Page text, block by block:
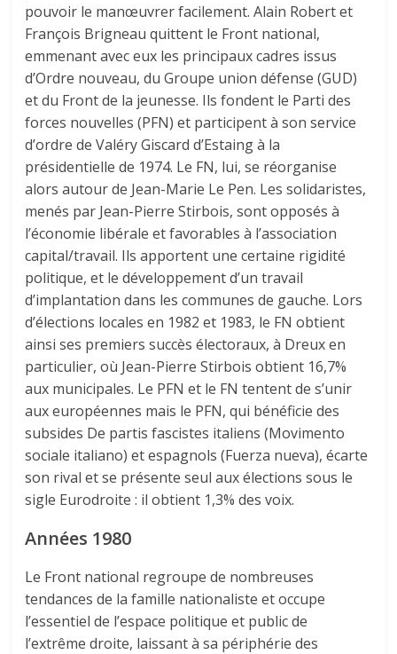
pouvoir le manœuvrer facilement. Alain Robert et
François Brigneau quittent le Front national,
emmenant avec eux les principaux cadres issus
d’Ordre nouveau, du Groupe union défense (GUD)
et du Front de la jeunesse. Ils fondent le Parti des
forces nouvelles (PFN) et participent à son service
d’ordre de Valéry Giscard d’Estaing à la
présidentielle de 1974. Le FN, lui, se réorganise
alors autour de Jean-Marie Le Pen. Les solidaristes,
menés par Jean-Pierre Stirbois, sont opposés à
l’économie libérale et favorables à l’association
capital/travail. Ils apportent une certaine rigidité
politique, et le développement d’un travail
d’implantation dans les communes de gauche. Lors
d’élections locales en 1982 et 1983, le FN obtient
ainsi ses premiers succès électoraux, à Dreux en
particulier, où Jean-Pierre Stirbois obtient 16,7%
aux municipales. Le PFN et le FN tentent de s’unir
aux européennes mais le PFN, qui bénéficie des
subsides De partis fascistes italiens (Movimento
sociale italiano) et espagnols (Fuerza nueva), écarte
son rival et se présente seul aux élections sous le
sigle Eurodroite : il obtient 1,3% des voix.
Années 1980
Le Front national regroupe de nombreuses
tendances de la famille nationaliste et occupe
l’essentiel de l’espace politique et public de
l’extrême droite, laissant à sa périphérie des